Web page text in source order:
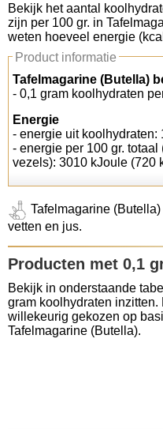
Koolhydraten tellen
Links
Bekijk het aantal
zijn per 100 gr. in
weten hoeveel energie
Product informatie
Tafelmagarine (Butella)
- 0,1 gram koolhydraten
Energie
- energie uit koolhydraten:
- energie per 100 gr.
vezels): 3010 kJoule (720
Tafelmagarine
vetten en jus.
Producten met 0,1
Bekijk in onderstaande
gram koolhydraten
willekeurig gekozen op
Tafelmagarine (Butella).